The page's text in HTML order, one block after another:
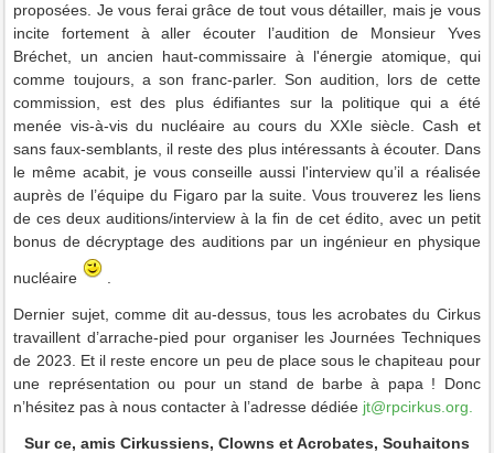
proposées. Je vous ferai grâce de tout vous détailler, mais je vous
incite fortement à aller écouter l’audition de Monsieur Yves
Bréchet, un ancien haut-commissaire à l'énergie atomique, qui
comme toujours, a son franc-parler. Son audition, lors de cette
commission, est des plus édifiantes sur la politique qui a été
menée vis-à-vis du nucléaire au cours du XXIe siècle. Cash et
sans faux-semblants, il reste des plus intéressants à écouter. Dans
le même acabit, je vous conseille aussi l'interview qu’il a réalisée
auprès de l’équipe du Figaro par la suite. Vous trouverez les liens
de ces deux auditions/interview à la fin de cet édito, avec un petit
bonus de décryptage des auditions par un ingénieur en physique
nucléaire
Dernier sujet, comme dit au-dessus, tous les acrobates du Cirkus
travaillent d’arrache-pied pour organiser les Journées Techniques
de 2023. Et il reste encore un peu de place sous le chapiteau pour
une représentation ou pour un stand de barbe à papa ! Donc
n’hésitez pas à nous contacter à l’adresse dédiée jt@rpcirkus.org
Sur ce, amis Cirkussiens, Clowns et Acrobates, Souhaitons